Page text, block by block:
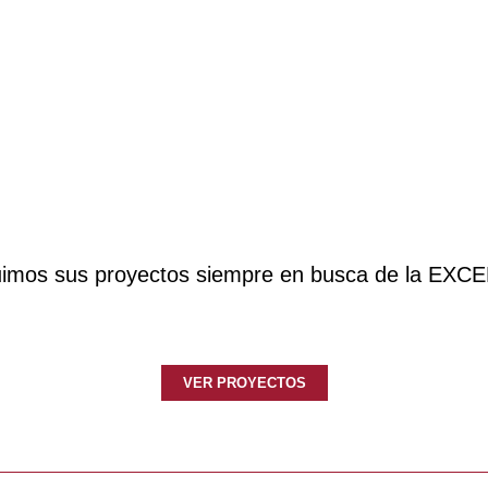
sus proyectos siempre en busca de la
VER PROYECTOS